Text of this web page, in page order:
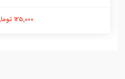
125,000 تومان